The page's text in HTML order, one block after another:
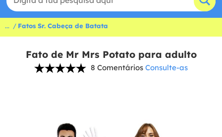
... Fatos Sr. Cabeça de Batata
Fato de Mr Mrs Potato para adulto
8 Comentários Consulte-as